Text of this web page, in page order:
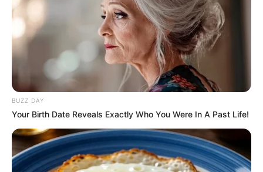
Facebook
Twitter
Pinterest
Share
Revista Artesanato
18/07/2019
BUZZ DAY
Your Birth Date Reveals Exactly Who You Were In A Past Life!